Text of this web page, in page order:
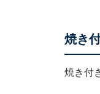
焼き
焼き付